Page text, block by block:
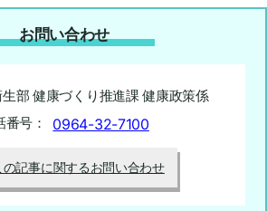
お問い合わせ
部 健康づくり推進課 健康政策係
番号：
0964-32-7100
の記事に関するお問い合わせ